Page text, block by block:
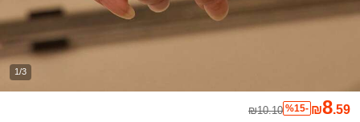
1/3
₪8.59
%15-
₪10.10